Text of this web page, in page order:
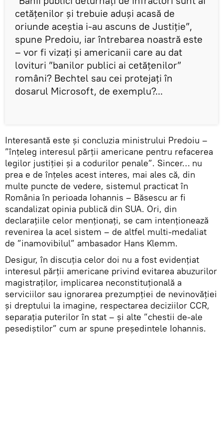
cetățenilor și trebuie aduși acasă de
oriunde aceștia i-au ascuns de Justiție”,
spune Predoiu, iar întrebarea noastră este
– vor fi vizați și americanii care au dat
lovituri ”banilor publici ai cetățenilor”
români? Bechtel sau cei protejați în
dosarul Microsoft, de exemplu?...
Interesantă este și concluzia ministrului Predoiu –
”înțeleg interesul părții americane pentru refacerea
legilor justiției și a codurilor penale”. Sincer… nu
prea e de înțeles acest interes, mai ales că, din
multe puncte de vedere, sistemul practicat în
România în perioada Iohannis – Băsescu ar fi
scandalizat opinia publică din SUA. Ori, din
declarațiile celor menționați, se cam intenționează
revenirea la acel sistem – de altfel multi-medaliat
de ”inamovibilul” ambasador Hans Klemm.
Desigur, în discuția celor doi nu a fost evidențiat
interesul părții americane privind evitarea abuzurilor
magistraților, implicarea neconstituțională a
serviciilor sau ignorarea prezumpției de nevinovăției
și dreptului la imagine, respectarea deciziilor CCR,
separația puterilor în stat – și alte ”chestii de-ale
pesediștilor” cum ar spune președintele Iohannis.